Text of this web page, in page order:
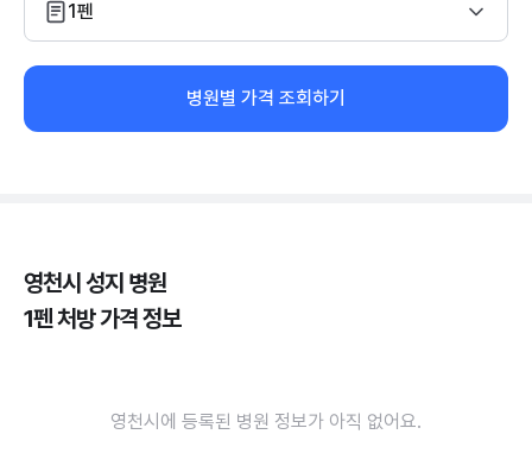
1펜
병원별 가격 조회하기
영천시 성지 병원
1펜 처방 가격 정보
영천시에 등록된 병원 정보가 아직 없어요.